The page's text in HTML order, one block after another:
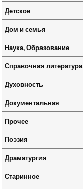
Детское
Дом и семья
Наука, Образование
Справочная литература
Духовность
Документальная
Прочее
Поэзия
Драматургия
Старинное